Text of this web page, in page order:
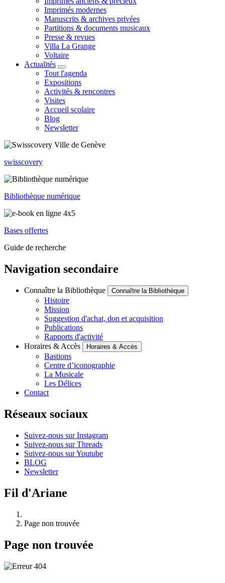
Imprimés modernes
Manuscrits & archives privées
Partitions & documents musicaux
Presse & revues
Villa La Grange
Voltaire
Actualités
Tout l'agenda
Expositions
Activités & rencontres
Visites
Accueil scolaire
Blog
Newsletter
swisscovery
Bibliothèque numérique
Bases offertes
Guide de recherche
Navigation secondaire
Connaître la Bibliothèque Connaître la Bibliothèque
Histoire
Mission
Suggestion d'achat, don et acquisition
Publications
Rapports d'activité
Horaires & Accès
Horaires & Accès
Bastions
Centre d’iconographie
La Musicale
Les Délices
Contact
Réseaux sociaux
Suivez-nous sur Instagram
Suivez-nous sur Threads
Suivez-nous sur Youtube
BLOG
Newsletter
Fil d'Ariane
Page non trouvée
Page non trouvée